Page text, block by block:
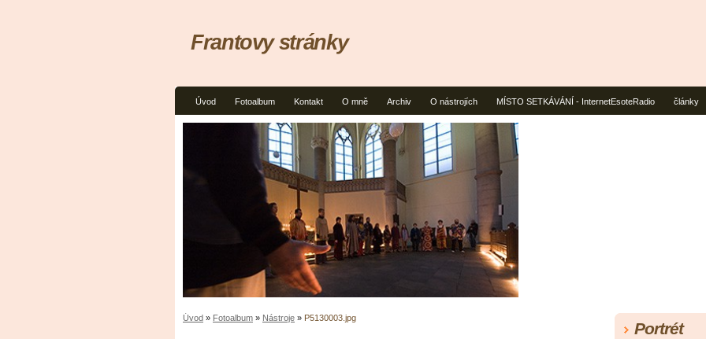
Úvod Fotoalbum Kontakt O mně Archiv O nástrojích MÍSTO SETKÁVÁNÍ - InternetEsoteRadio články
Frantovy stránky
Úvod » Fotoalbum » Nástroje » P5130003.jpg
Portrét